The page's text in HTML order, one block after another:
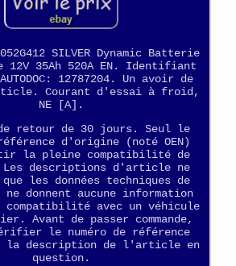
SILVER Dynamic Batterie
12V 35Ah 520A EN. Identifiant
12787204. Un avoir de
Courant d'essai à froid,
NE [A].
retour de 30 jours. Seul le
d'origine (noté OEN)
la pleine compatibilité de
descriptions d'article ne
les données techniques de
donnent aucune information
compatibilité avec un véhicule
Avant de passer commande,
le numéro de référence
la description de l'article en
question.